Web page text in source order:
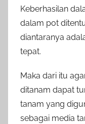
Keberhasilan
dalam pot
diantaranya
tepat.
Maka dari itu
ditanam dapat
tanam yang
sebagai media